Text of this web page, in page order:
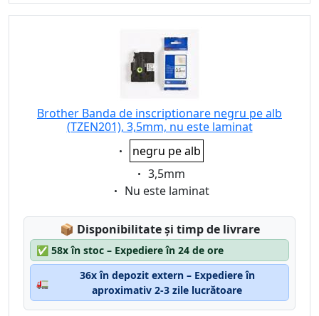
Brother Banda de inscriptionare negru pe alb
(TZEN201), 3,5mm, nu este laminat
Eigenschaft:
negru pe alb
Eigenschaft:
3,5mm
Eigenschaft:
Nu este laminat
📦 Lagerstatus:
Disponibilitate și timp de livrare
✅ 58x în stoc – Expediere în 24 de ore
🚛
36x în depozit extern – Expediere în
aproximativ 2-3 zile lucrătoare